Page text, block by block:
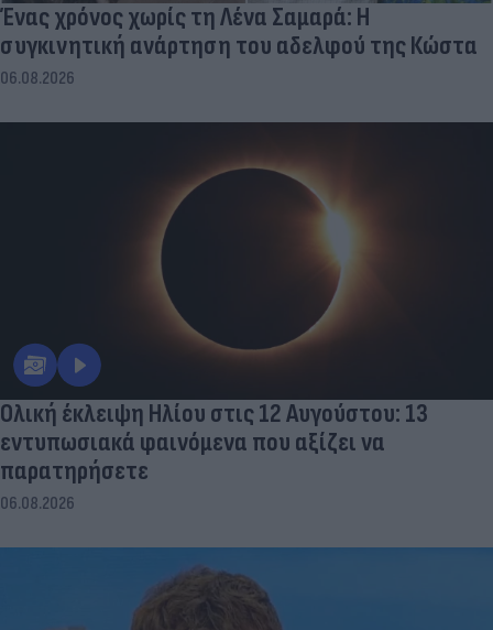
Ένας χρόνος χωρίς τη Λένα Σαμαρά: Η
συγκινητική ανάρτηση του αδελφού της Κώστα
06.08.2026
Ολική έκλειψη Ηλίου στις 12 Αυγούστου: 13
εντυπωσιακά φαινόμενα που αξίζει να
παρατηρήσετε
06.08.2026